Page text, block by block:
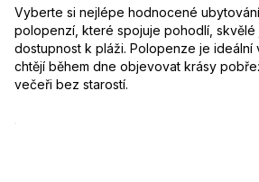
Vyberte si nejlépe hodnocené
polopenzí, které spojuje pohodlí, skvělé
dostupnost k pláži. Polopenze je ideální
chtějí během dne objevovat krásy
večeři bez starostí.